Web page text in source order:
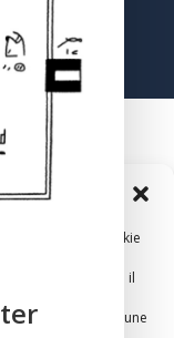
come i cookie
dispositivo. Il
dati come il
sito. Non
su alcune
Via